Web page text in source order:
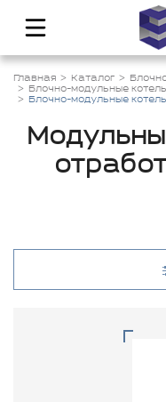
Главная Каталог
Блочно-модульные
Блочно-модульные